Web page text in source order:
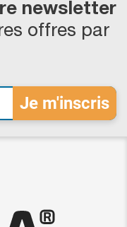
newsletter
offres par